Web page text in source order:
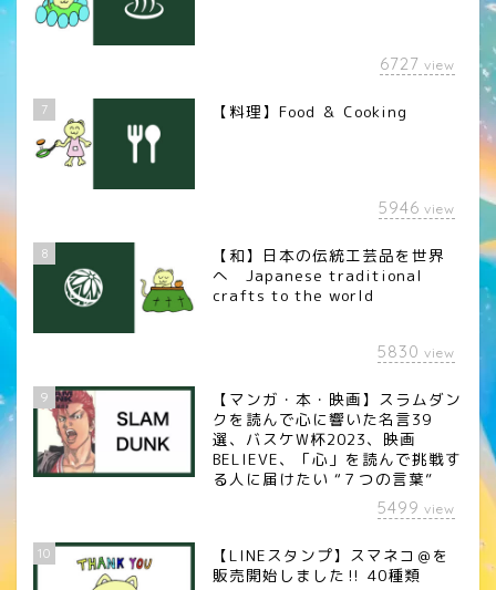
6727 view
7 【料理】Food ＆ Cooking
5946 view
8
【和】日本の伝統工芸品を世界
へ Japanese traditional
crafts to the world
5830 view
9
【マンガ・本・映画】スラムダン
クを読んで心に響いた名言39
選、バスケW杯2023、映画
BELIEVE、「心」を読んで挑戦す
る人に届けたい “７つの言葉”
5499 view
10
【LINEスタンプ】スマネコ＠を
販売開始しました‼︎ 40種類